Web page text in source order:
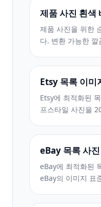
제품 사진 흰색
제품 사진을 위한
다. 변환 가능한
지원 설정입니다.
Etsy 목록 이미
Etsy에 최적화된
프스타일 사진을
키며 Etsy의 이미
eBay 목록 사진
eBay에 최적화된
eBay의 이미지 표
한 흰색 배경입니